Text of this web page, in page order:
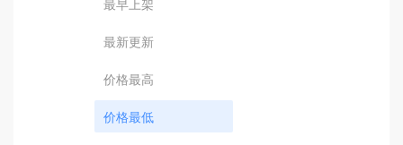
最早上架
最新更新
价格最高
价格最低